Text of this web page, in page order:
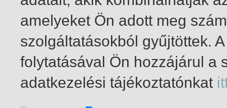
1-8 / total 8 hit
amelyeket Ön adott meg
szolgáltatásokból gyűjtöttek.
folytatásával Ön hozzájárul a
adatkezelési tájékoztatónkat